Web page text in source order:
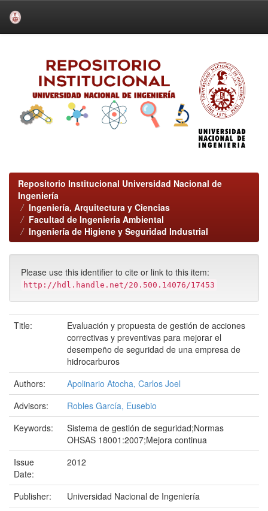
Repositorio Institucional Universidad Nacional de
Ingeniería
Ingeniería, Arquitectura y Ciencias
Facultad de Ingeniería Ambiental
Ingeniería de Higiene y Seguridad Industrial
Please use this identifier to cite or link to this item:
http://hdl.handle.net/20.500.14076/17453
Title:
Evaluación y propuesta de gestión de acciones
correctivas y preventivas para mejorar el
desempeño de seguridad de una empresa de
hidrocarburos
Authors:
Apolinario Atocha, Carlos Joel
Advisors:
Robles García, Eusebio
Keywords:
Sistema de gestión de seguridad;Normas
OHSAS 18001:2007;Mejora continua
Issue
Date:
2012
Publisher:
Universidad Nacional de Ingeniería